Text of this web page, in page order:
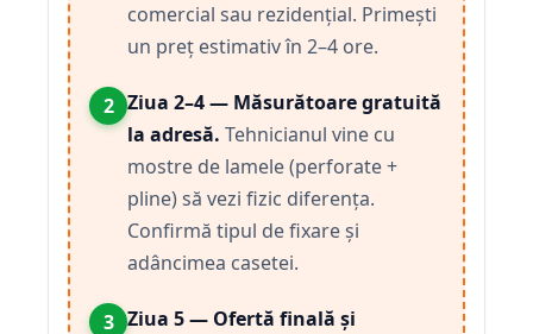
comercial sau rezidențial. Primești
un preț estimativ în 2–4 ore.
2 Ziua 2–4 — Măsurătoare gratuită
la adresă. Tehnicianul vine cu
mostre de lamele (perforate +
pline) să vezi fizic diferența.
Confirmă tipul de fixare și
adâncimea casetei.
3 Ziua 5 — Ofertă finală și